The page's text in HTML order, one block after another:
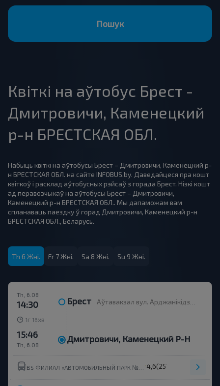
Пошук
Квіткі на аўтобус Брест -
Дмитровичи, Каменецкий
р-н БРЕСТСКАЯ ОБЛ.
Набыць квіткі на аўтобусы Брест – Дмитровичи, Каменецкий р-
н БРЕСТСКАЯ ОБЛ. на сайте INFOBUS.by. Даведайцеся пра кошт
квіткоў і расклад аўтобусных рэйсаў з горада Брест. Нізкі кошт
ад перавозчыкаў на аўтобусы Брест – Дмитровичи,
Каменецкий р-н БРЕСТСКАЯ ОБЛ.. Мы дапаможам вам
спланаваць паездку ў горад Дмитровичи, Каменецкий р-н
БРЕСТСКАЯ ОБЛ., Беларусь.
Th 6 Жні. Fr 7 Жні. Sa 8 Жні. Su 9 Жні.
Th, 6.08
14:30 Брест Аўтавакзал вул. Арджанікідзэ 12
1г 16 хв
Th, 6.08
15:46
4,6(251)